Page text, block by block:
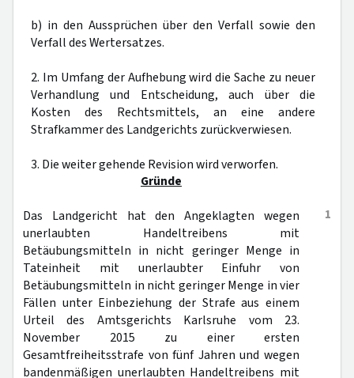
b) in den Aussprüchen über den Verfall sowie den
Verfall des Wertersatzes.
2. Im Umfang der Aufhebung wird die Sache zu neuer
Verhandlung und Entscheidung, auch über die
Kosten des Rechtsmittels, an eine andere
Strafkammer des Landgerichts zurückverwiesen.
3. Die weiter gehende Revision wird verworfen.
Gründe
1
Das Landgericht hat den Angeklagten wegen
unerlaubten Handeltreibens mit
Betäubungsmitteln in nicht geringer Menge in
Tateinheit mit unerlaubter Einfuhr von
Betäubungsmitteln in nicht geringer Menge in vier
Fällen unter Einbeziehung der Strafe aus einem
Urteil des Amtsgerichts Karlsruhe vom 23.
November 2015 zu einer ersten
Gesamtfreiheitsstrafe von fünf Jahren und wegen
bandenmäßigen unerlaubten Handeltreibens mit